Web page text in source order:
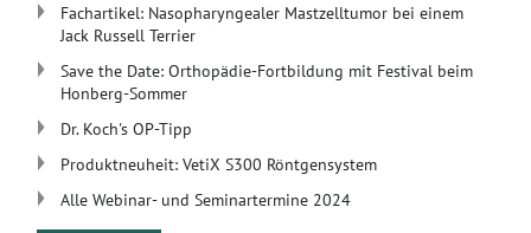
Fachartikel: Nasopharyngealer Mastzelltumor bei einem
Jack Russell Terrier
Save the Date: Orthopädie-Fortbildung mit Festival beim
Honberg-Sommer
Dr. Koch's OP-Tipp
Produktneuheit: VetiX S300 Röntgensystem
Alle Webinar- und Seminartermine 2024